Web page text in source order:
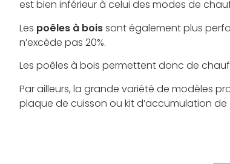
est bien inférieur à celui des modes de
Les poêles à boissont également plus
n’excède pas 20%.
Les poêles à bois permettent donc de
Par ailleurs, la grande variété de modèles
plaque de cuisson ou kit d’accumulation